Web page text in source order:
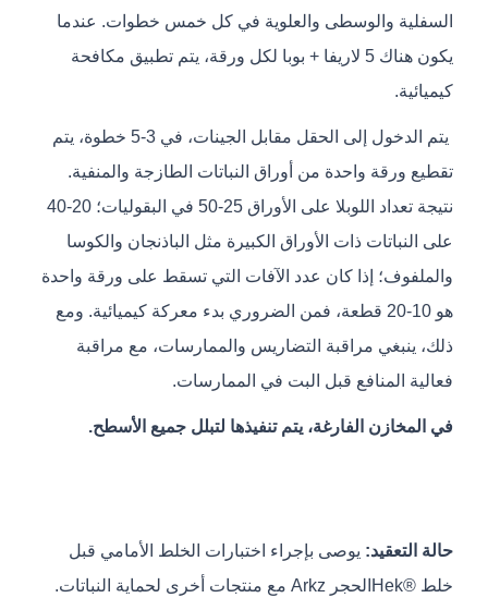
السفلية والوسطى والعلوية في كل خمس خطوات. عندما
يكون هناك 5 لاريفا + بوبا لكل ورقة، يتم تطبيق مكافحة
كيميائية.
يتم الدخول إلى الحقل مقابل الجينات، في 3-5 خطوة، يتم
تقطيع ورقة واحدة من أوراق النباتات الطازجة والمنفية.
نتيجة تعداد اللوبلا على الأوراق 25-50 في البقوليات؛ 20-40
على النباتات ذات الأوراق الكبيرة مثل الباذنجان والكوسا
والملفوف؛ إذا كان عدد الآفات التي تسقط على ورقة واحدة
هو 10-20 قطعة، فمن الضروري بدء معركة كيميائية. ومع
ذلك، ينبغي مراقبة التضاريس والممارسات، مع مراقبة
فعالية المنافع قبل البت في الممارسات.
في المخازن الفارغة، يتم تنفيذها لتبلل جميع الأسطح.
حالة التعقيد: يوصى بإجراء اختبارات الخلط الأمامي قبل
خلط ®Hekالحجر Arkz مع منتجات أخرى لحماية النباتات.